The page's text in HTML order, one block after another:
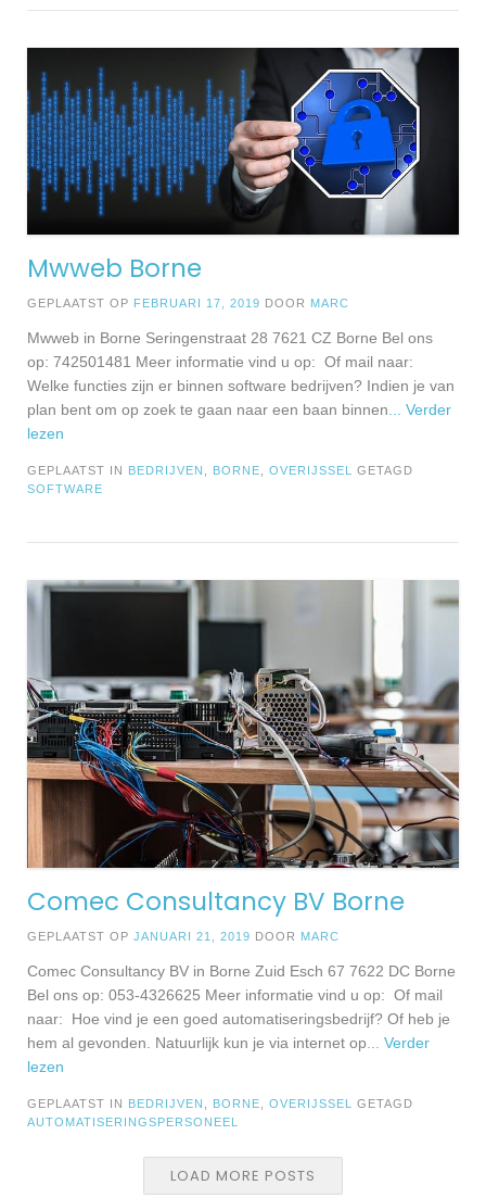
Mwweb Borne
GEPLAATST OP FEBRUARI 17, 2019 DOOR MARC
Mwweb in Borne Seringenstraat 28 7621 CZ Borne Bel ons
op: 742501481 Meer informatie vind u op: Of mail naar:
Welke functies zijn er binnen software bedrijven? Indien je van
plan bent om op zoek te gaan naar een baan binnen ... Verder
lezen
GEPLAATST IN BEDRIJVEN BORNE OVERIJSSEL
GETAGD
SOFTWARE
Comec Consultancy BV Borne
GEPLAATST OP JANUARI 21, 2019 DOOR MARC
Comec Consultancy BV in Borne Zuid Esch 67 7622 DC Borne
Bel ons op: 053-4326625 Meer informatie vind u op: Of mail
naar: Hoe vind je een goed automatiseringsbedrijf? Of heb je
hem al gevonden. Natuurlijk kun je via internet op ... Verder
lezen
GEPLAATST IN BEDRIJVEN BORNE OVERIJSSEL
GETAGD
AUTOMATISERINGSPERSONEEL
LOAD MORE POSTS